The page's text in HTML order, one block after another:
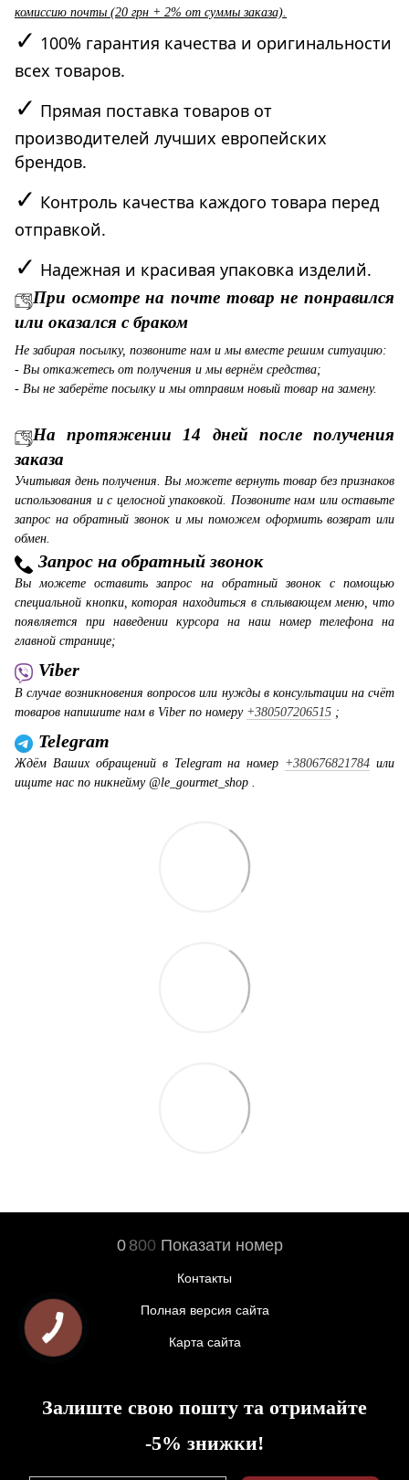
комиссию почты (20 грн + 2% от суммы заказа).
✓ 100% гарантия качества и оригинальности
всех товаров.
✓ Прямая поставка товаров от
производителей лучших европейских
брендов.
✓ Контроль качества каждого товара перед
отправкой.
✓ Надежная и красивая упаковка изделий.
При осмотре на почте товар не понравился
или оказался с браком
Не забирая посылку, позвоните нам и мы вместе решим ситуацию:
- Вы откажетесь от получения и мы вернём средства;
- Вы не заберёте посылку и мы отправим новый товар на замену.
На протяжении 14 дней после получения
заказа
Учитывая день получения. Вы можете вернуть товар без признаков
использования и с целосной упаковкой. Позвоните нам или оставьте
запрос на обратный звонок и мы поможем оформить возврат или
обмен.
Запрос на обратный звонок
Вы можете оставить запрос на обратный звонок с помощью
специальной кнопки, которая находиться в сплывающем меню, что
появляется при наведении курсора на наш номер телефона на
главной странице;
Viber
В случае возникновения вопросов или нужды в консультации на счёт
товаров напишите нам в Viber по номеру +380507206515 ;
Telegram
Ждём Ваших обращений в Telegram на номер +380676821784 или
ищите нас по никнейму @le_gourmet_shop .
0 800 Показати номер
Контакты
Полная версия сайта
Карта сайта
Залиште свою пошту та отримайте
-5% знижки!